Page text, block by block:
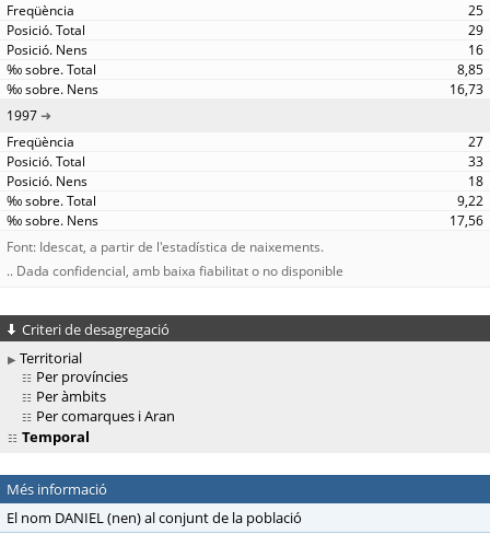
25
29
16
8,85
16,73
1997
27
33
18
9,22
17,56
Font: Idescat, a partir de l'estadística de naixements.
.. Dada confidencial, amb baixa fiabilitat o no disponible
Criteri de desagregació
Territorial
Per províncies
Per àmbits
Per comarques i Aran
Temporal
Més informació
El nom DANIEL (nen) al conjunt de la població